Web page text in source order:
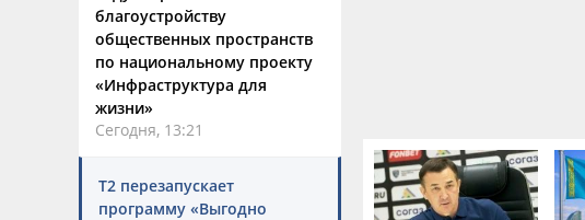
благоустройству
общественных пространств
по национальному проекту
«Инфраструктура для
жизни»
Сегодня, 13:21
Т2 перезапускает
программу «Выгодно